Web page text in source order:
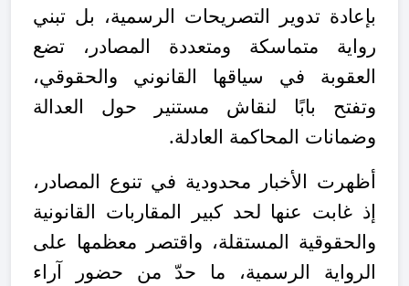
بإعادة تدوير التصريحات الرسمية، بل تبني
رواية متماسكة ومتعددة المصادر، تضع
العقوبة في سياقها القانوني والحقوقي،
وتفتح بابًا لنقاش مستنير حول العدالة
وضمانات المحاكمة العادلة.
أظهرت الأخبار محدودية في تنوع المصادر،
إذ غابت عنها لحد كبير المقاربات القانونية
والحقوقية المستقلة، واقتصر معظمها على
الرواية الرسمية، ما حدّ من حضور آراء